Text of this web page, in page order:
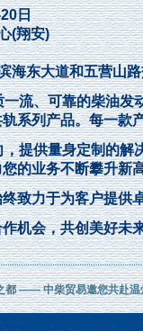
日
(翔安)
海东大道和五营山
流、可靠的柴油
系列产品。每一款
提供量身定制的
的业务不断攀升新
致力于为客户提供
机会，共创美好未
都 —— 中柴贸易邀您共赴温